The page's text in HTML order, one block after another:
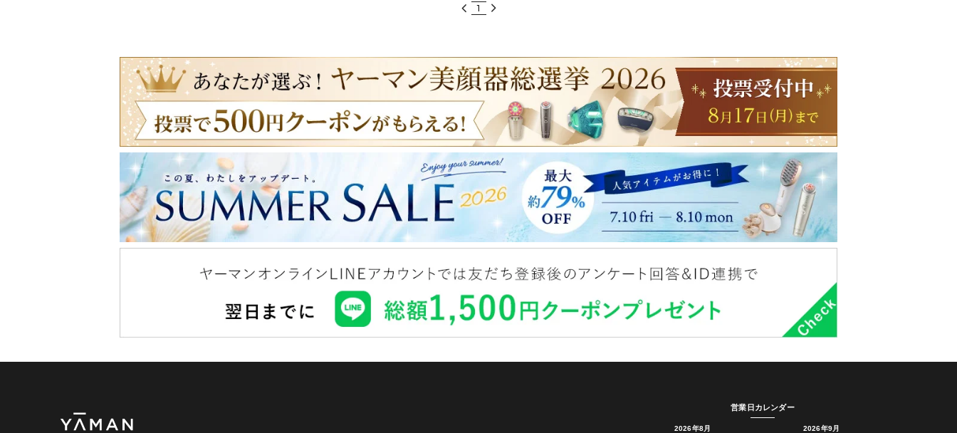
1
営業日カレンダー
2026年8月 2026年9月